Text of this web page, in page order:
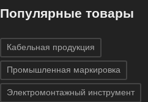
Популярные товары
Кабельная продукция
Промышленная маркировка
Электромонтажный инструмент